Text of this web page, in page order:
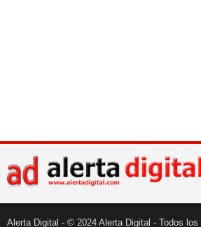
Alerta Digital - © 2024 Alerta Digital - Todos los